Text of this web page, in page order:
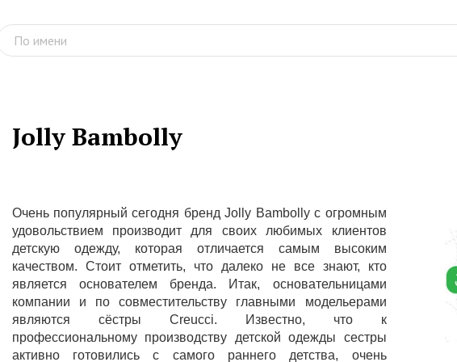
Jolly Bambolly
Очень популярный сегодня бренд Jolly Bambolly с огромным
удовольствием производит для своих любимых клиентов
детскую одежду, которая отличается самым высоким
качеством. Стоит отметить, что далеко не все знают, кто
является основателем бренда. Итак, основательницами
компании и по совместительству главными модельерами
являются сёстры Creucci. Известно, что к
профессиональному производству детской одежды сестры
активно готовились с самого раннего детства, очень